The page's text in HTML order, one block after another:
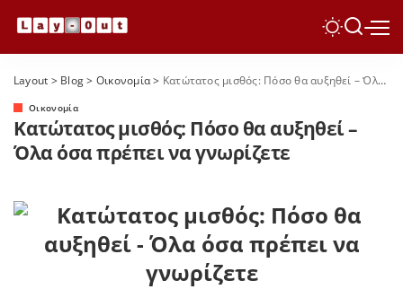
Layout > Blog> Οικονομία> Κατώτατος μισθός: Πόσο θα αυξηθεί – Όλα όσα πρέπει να γνωρίζετε
Οικονομία
Κατώτατος μισθός: Πόσο θα αυξηθεί –
Όλα όσα πρέπει να γνωρίζετε